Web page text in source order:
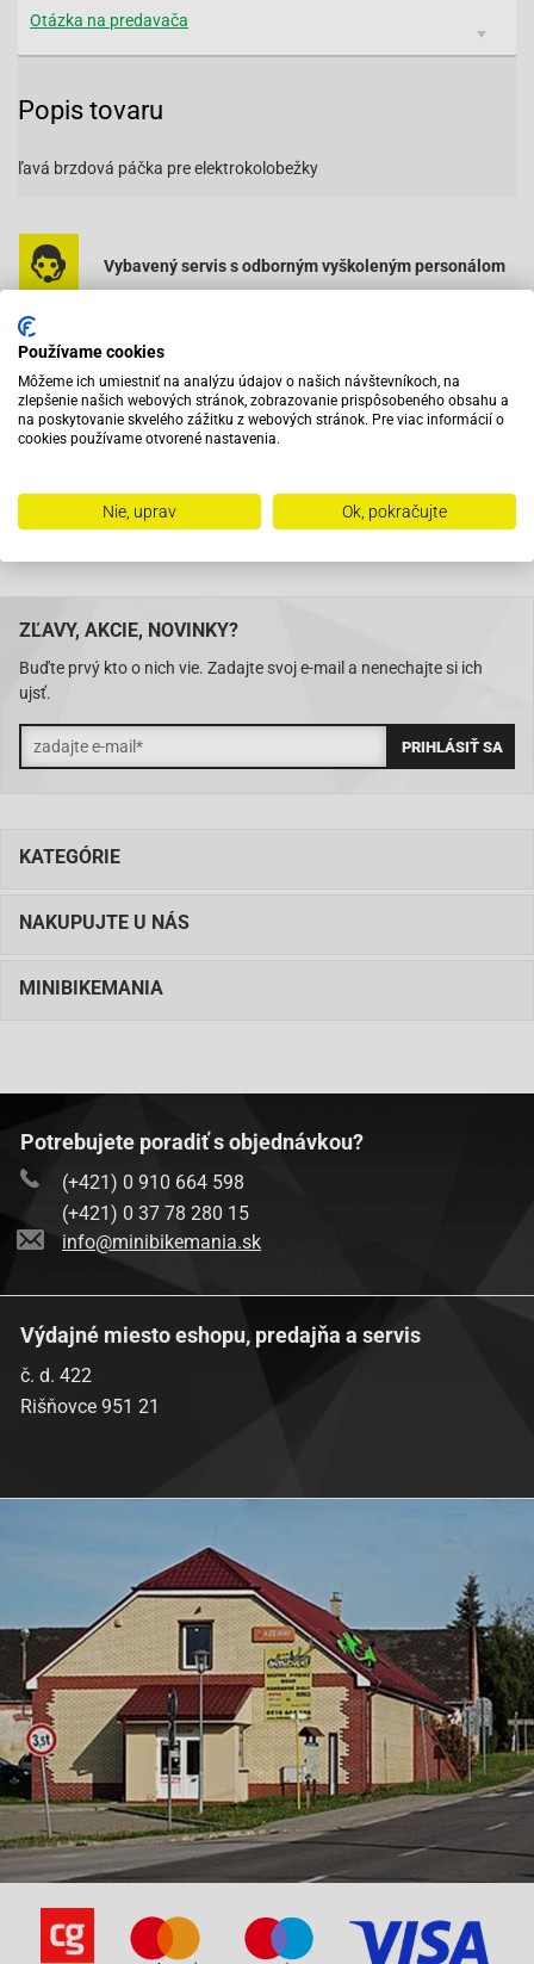
Otázka na predavača
Popis tovaru
ľavá brzdová páčka pre elektrokolobežky
Vybavený servis s odborným vyškoleným personálom
Na trhu od roku 2007
ZĽAVY, AKCIE, NOVINKY?
Buďte prvý kto o nich vie. Zadajte svoj e-mail a nenechajte si ich
ujsť.
KATEGÓRIE
NAKUPUJTE U NÁS
MINIBIKEMANIA
Potrebujete poradiť s objednávkou?
(+421) 0 910 664 598
(+421) 0 37 78 280 15
info@minibikemania.sk
Výdajné miesto eshopu, predajňa a servis
č. d. 422
Rišňovce 951 21
Používame cookies
Môžeme ich umiestniť na analýzu údajov o našich návštevníkoch, na
zlepšenie našich webových stránok, zobrazovanie prispôsobeného obsahu a
na poskytovanie skvelého zážitku z webových stránok. Pre viac informácií o
cookies používame otvorené nastavenia.
Nie, uprav Ok, pokračujte